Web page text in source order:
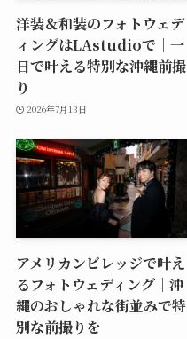
洋装＆和装のフォトウェデ
ィングはLAstudioで｜一
日で叶える特別な沖縄前撮
り
2026年7月13日
アメリカンビレッジで叶え
るフォトウェディング｜沖
縄のおしゃれな街並みで特
別な前撮りを